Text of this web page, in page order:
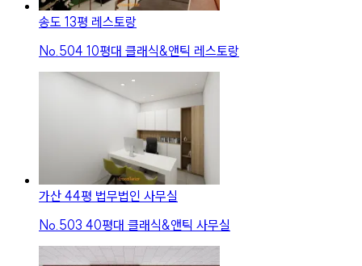
송도 13평 레스토랑
No. 504 10평대 클래식&앤틱 레스토랑
가산 44평 법무법인 사무실
No. 503 40평대 클래식&앤틱 사무실